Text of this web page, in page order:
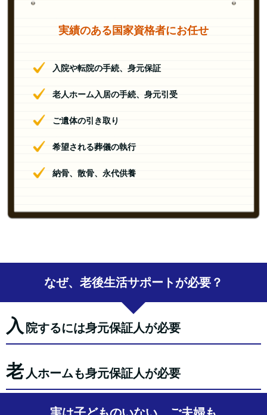
実績のある国家資格者にお任せ
入院や転院の手続、身元保証
老人ホーム入居の手続、身元引受
ご遺体の引き取り
希望される葬儀の執行
納骨、散骨、永代供養
なぜ、老後生活サポートが必要？
入 院するには身元保証人が必要
老 人ホームも身元保証人が必要